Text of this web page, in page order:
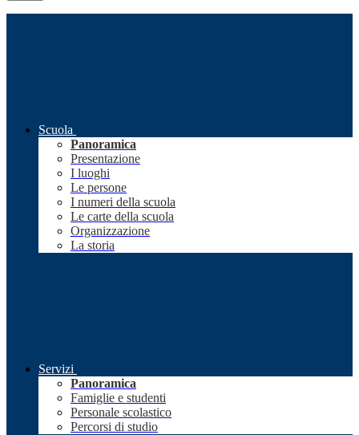
Scuola
Panoramica
Presentazione
I luoghi
Le persone
I numeri della scuola
Le carte della scuola
Organizzazione
La storia
Servizi
Panoramica
Famiglie e studenti
Personale scolastico
Percorsi di studio